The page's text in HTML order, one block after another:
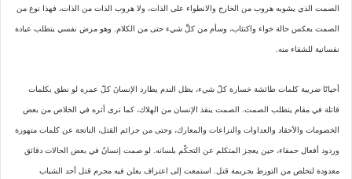
الصمت الذي يشوبه هروب من الخارج والانطواء على الذات، ولا هروب الذات من الذات، فهذا نوع من
الصمت يعكس حالة خواء واكتئاب، وسأم من كلِّ شيء حتى من الكلام. وهو مرض نفسي يتطلب عيادة
نفسانية للشفاء منه.
أحيانًا ضريبة كلمات طائشة خسارة كلّ شيء، يظل الندم يطارد الإنسانَ كلّ عمره لو نطق بكلمات
قاتلة في مقام يتطلب الصمت. الصمت ينقذ الإنسان من الهلاك، كما نرى أثره في الخلاص من بعض
الخصومات والأحقاد والعداوات والنزاعات والمعارك، وحتى من جرائم القتل، الناتجة عن كلمات متهورة
وردود أفعال حمقاء، حين يعجز المتكلم عن التحكّم بلسانه. لو صمت إنسانٌ في بعض الحالات دقائق
معدودة لتخلص من التورط بجريمة قتل. استمعت إلى اعتراف يعلن فيه مجرم قتل أحد الشباب